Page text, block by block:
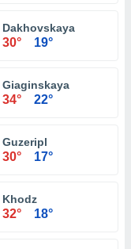
Dakhovskaya
30° 19°
Giaginskaya
34° 22°
Guzeripl
30° 17°
Khodz
32° 18°